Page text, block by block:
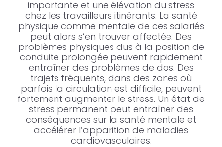
importante et une élévation du stress
chez les travailleurs itinérants. La santé
physique comme mentale de ces salariés
peut alors s’en trouver affectée. Des
problèmes physiques dus à la position de
conduite prolongée peuvent rapidement
entraîner des problèmes de dos. Des
trajets fréquents, dans des zones où
parfois la circulation est difficile, peuvent
fortement augmenter le stress. Un état de
stress permanent peut entraîner des
conséquences sur la santé mentale et
accélérer l’apparition de maladies
cardiovasculaires.